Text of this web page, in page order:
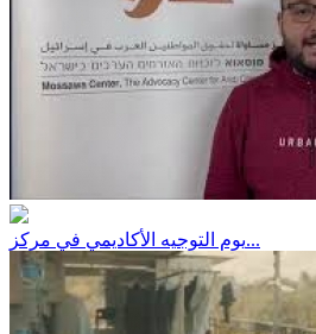
يوم التوجيه الأكاديمي في مركز...